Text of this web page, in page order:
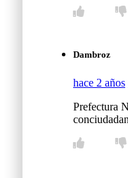
Dambroz
hace 2 años
Prefectura